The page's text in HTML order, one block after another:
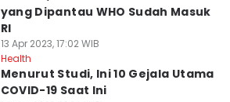
yang Dipantau WHO Sudah Masuk
RI
13 Apr 2023, 17:02 WIB
Health
Menurut Studi, Ini 10 Gejala Utama
COVID-19 Saat Ini